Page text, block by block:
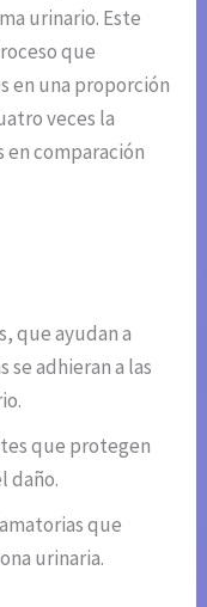
urinario. Este
que
en una proporción
veces la
comparación
que ayudan a
se adhieran a las
que protegen
daño.
que
urinaria.